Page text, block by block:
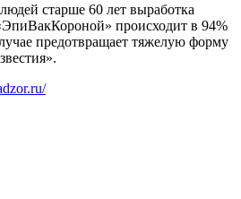
старше 60 лет выработка
происходит в 94%
предотвращает тяжелую форму